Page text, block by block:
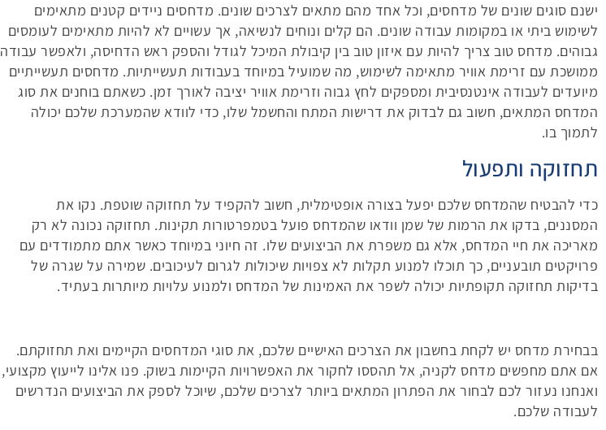
ישנם סוגים שונים של מדחסים, וכל אחד מהם מתאים לצרכים שונים. מדחסים ניידים קטנים מתאימים
לשימוש ביתי או במקומות עבודה שונים. הם קלים ונוחים לנשיאה, אך עשויים לא להיות מתאימים לעומסים
גבוהים. מדחס טוב צריך להיות עם איזון טוב בין קיבולת המיכל לגודל והספק ראש הדחיסה, ולאפשר עבודה
ממושכת עם זרימת אוויר מתאימה לשימוש, מה שמועיל במיוחד בעבודות תעשייתיות. מדחסים תעשייתיים
מיועדים לעבודה אינטנסיבית ומספקים לחץ גבוה וזרימת אוויר יציבה לאורך זמן. כשאתם בוחנים את סוג
המדחס המתאים, חשוב גם לבדוק את דרישות המתח והחשמל שלו, כדי לוודא שהמערכת שלכם יכולה
לתמוך בו.
תחזוקה ותפעול
כדי להבטיח שהמדחס שלכם יפעל בצורה אופטימלית, חשוב להקפיד על תחזוקה שוטפת. נקו את
המסננים, בדקו את הרמות של שמן וודאו שהמדחס פועל בטמפרטורות תקינות. תחזוקה נכונה לא רק
מאריכה את חיי המדחס, אלא גם משפרת את הביצועים שלו. זה חיוני במיוחד כאשר אתם מתמודדים עם
פרויקטים תובעניים, כך תוכלו למנוע תקלות לא צפויות שיכולות לגרום לעיכובים. שמירה על שגרה של
בדיקות תחזוקה תקופתיות יכולה לשפר את האמינות של המדחס ולמנוע עלויות מיותרות בעתיד.
בבחירת מדחס יש לקחת בחשבון את הצרכים האישיים שלכם, את סוגי המדחסים הקיימים ואת תחזוקתם.
אם אתם מחפשים מדחס לקניה, אל תהססו לחקור את האפשרויות הקיימות בשוק. פנו אלינו לייעוץ מקצועי,
ואנחנו נעזור לכם לבחור את הפתרון המתאים ביותר לצרכים שלכם, שיוכל לספק את הביצועים הנדרשים
לעבודה שלכם.